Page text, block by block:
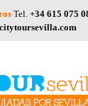
Tel. +34 615 075